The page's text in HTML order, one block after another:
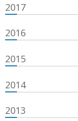
2017
2016
2015
2014
2013